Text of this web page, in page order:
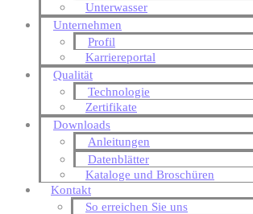
Unterwasser
Unternehmen
Profil
Karriereportal
Qualität
Technologie
Zertifikate
Downloads
Anleitungen
Datenblätter
Kataloge und Broschüren
Kontakt
So erreichen Sie uns